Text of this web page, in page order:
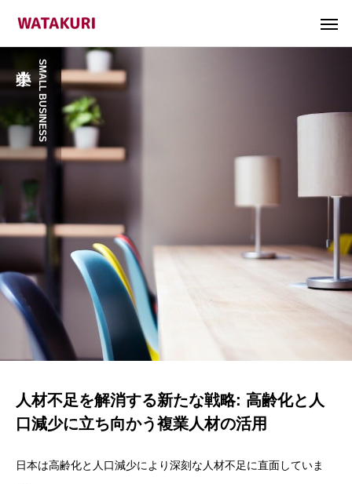
SMALL BUSINESS
人材不足を解消する新たな戦略: 高齢化と人
口減少に立ち向かう複業人材の活用
日本は高齢化と人口減少により深刻な人材不足に直面していま